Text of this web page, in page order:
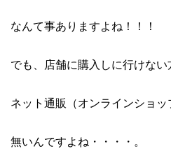
なんて事ありますよね！！！
でも、店舗に購入しに行けない
ネット通販（オンラインショ
無いんですよね・・・・。